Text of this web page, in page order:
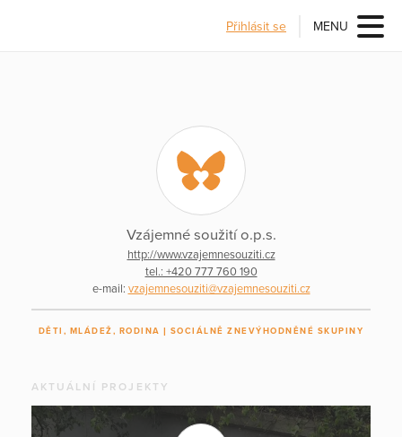
Přihlásit se MENU
Vzájemné soužití o.p.s.
http://www.vzajemnesouziti.cz
tel.: +420 777 760 190
e-mail: vzajemnesouziti@vzajemnesouziti.cz
DĚTI, MLÁDEŽ, RODINA SOCIÁLNĚ ZNEVÝHODNĚNÉ SKUPINY
AKTUÁLNÍ PROJEKTY